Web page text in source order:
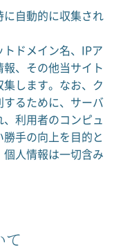
自動的に収集され
ドメイン名、IPア
、その他当サイト
します。なお、ク
るために、サーバ
利用者のコンピュ
手の向上を目的と
人情報は一切含み
て